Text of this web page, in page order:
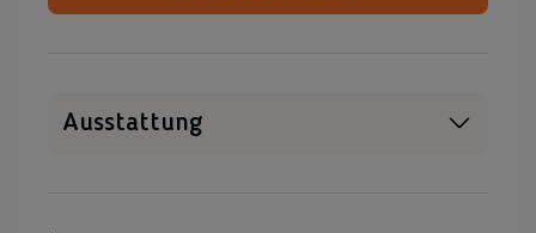
Ausstattung